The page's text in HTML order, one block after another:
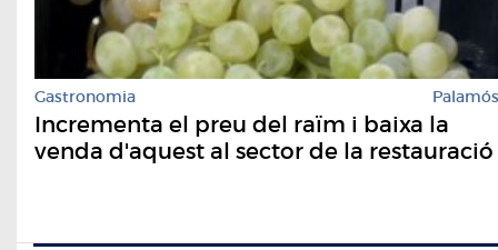
Gastronomia Palamós
Incrementa el preu del raïm i baixa la
venda d'aquest al sector de la restauració